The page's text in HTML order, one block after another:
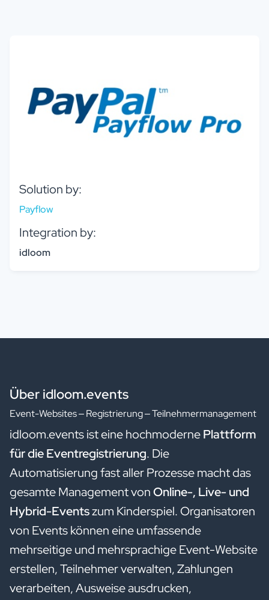
Solution by:
Payflow
Integration by:
idloom
Über idloom.events
Event-Websites – Registrierung – Teilnehmermanagement
idloom.events ist eine hochmodernePlattform
für die Eventregistrierung. Die
Automatisierung fast aller Prozesse macht das
gesamte Management vonOnline-, Live- und
Hybrid-Eventszum Kinderspiel. Organisatoren
von Events können eine umfassende
mehrseitige und mehrsprachige Event-Website
erstellen, Teilnehmer verwalten, Zahlungen
verarbeiten, Ausweise ausdrucken,